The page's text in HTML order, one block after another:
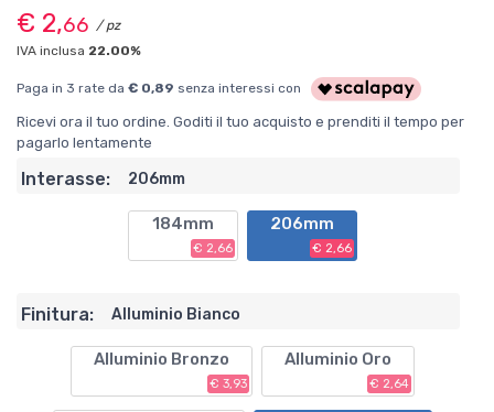
€ 2,66 / pz
IVA inclusa 22.00%
Paga in 3 rate da € 0,89 senza interessi con
Ricevi ora il tuo ordine. Goditi il tuo acquisto e prenditi il tempo per
pagarlo lentamente
Interasse: 206mm
184mm
€ 2,66
206mm
€ 2,66
Finitura: Alluminio Bianco
Alluminio Bronzo
€ 3,93
Alluminio Oro
€ 2,64